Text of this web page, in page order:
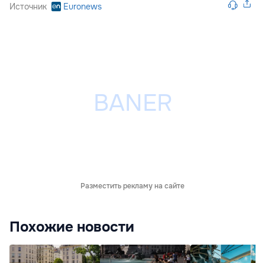
Источник Euronews
Разместить рекламу на сайте
Похожие новости